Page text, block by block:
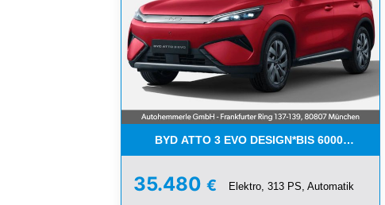
BYD ATTO 3 EVO DESIGN*BIS 6000-
35.480 € Elektro, 313 PS, Automatik